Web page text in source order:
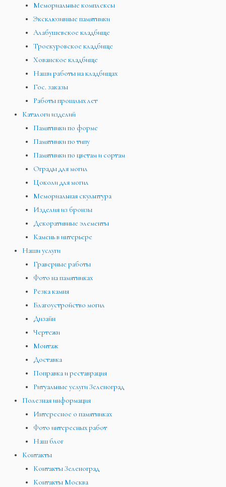
Мемориальные комплексы
Эксклюзивные памятники
Алабушевское кладбище
Троекуровское кладбище
Хованское кладбище
Наши работы на кладбищах
Гос. заказы
Работы прошлых лет
Каталоги изделий
Памятники по форме
Памятники по типу
Памятники по цветам и сортам
Ограды для могил
Цоколи для могил
Мемориальная скульптура
Изделия из бронзы
Декоративные элементы
Камень в интерьере
Наши услуги
Граверные работы
Фото на памятниках
Резка камня
Благоустройство могил
Дизайн
Чертежи
Монтаж
Доставка
Поправка и реставрация
Ритуальные услуги Зеленоград
Полезная информация
Интересное о памятниках
Фото интересных работ
Наш блог
Контакты
Контакты Зеленоград
Контакты Москва